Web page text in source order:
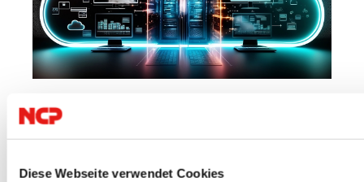
Diese Webseite verwendet Cookies
23.07.2026
Cloud IT Security VPN